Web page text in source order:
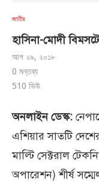
জাতীয়
হাসিনা-মোদী
আগ ২৯, ২০১৮
0 মন্তব্য
510 ভিউ
অনলাইন ডেস্ক:
এশিয়ার সাতটি
মাল্টি সেক্টরাল
অপারেশন) শীর্ষ